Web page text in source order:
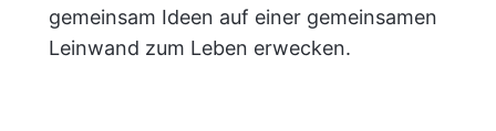
gemeinsam Ideen auf einer gemeinsamen
Leinwand zum Leben erwecken.